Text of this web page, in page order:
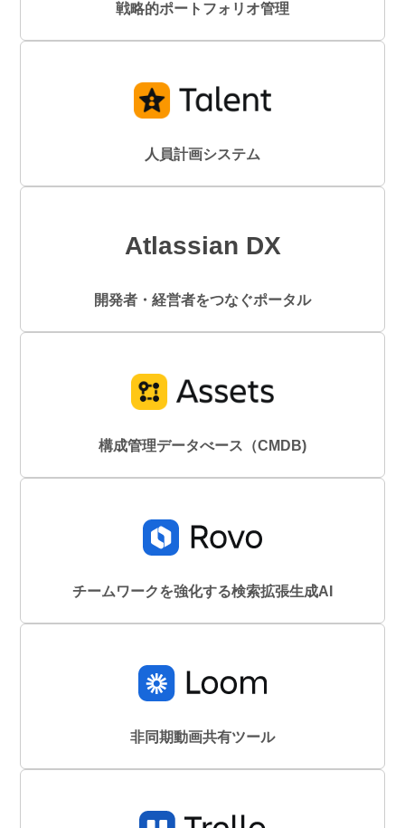
戦略的ポートフォリオ管理
人員計画システム
Atlassian DX
開発者・経営者をつなぐポータル
構成管理データべース（CMDB)
チームワークを強化する検索拡張生成AI
非同期動画共有ツール